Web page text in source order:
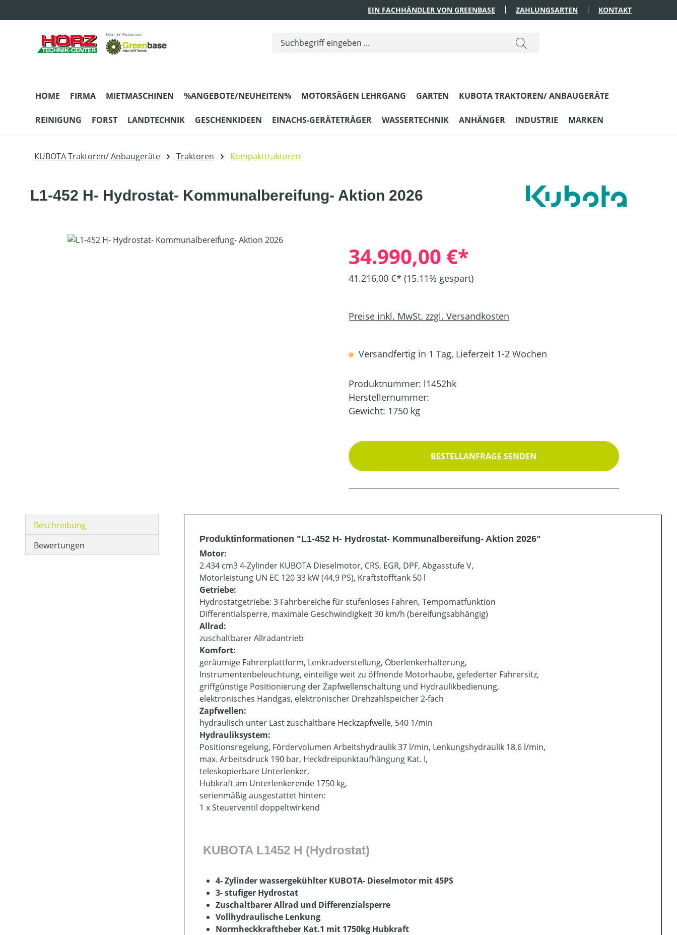
EIN FACHHÄNDLER VON GREENBASE ZAHLUNGSARTEN KONTAKT
HOME FIRMA MIETMASCHINEN %ANGEBOTE/NEUHEITEN% MOTORSÄGEN LEHRGANG GARTEN KUBOTA TRAKTOREN/ ANBAUGERÄTE
REINIGUNG FORST LANDTECHNIK GESCHENKIDEEN EINACHS-GERÄTETRÄGER WASSERTECHNIK ANHÄNGER INDUSTRIE MARKEN
KUBOTA Traktoren/ Anbaugeräte Traktoren Kompakttraktoren
L1-452 H- Hydrostat- Kommunalbereifung- Aktion 2026
Bildergalerie überspringen
34.990,00 €*
41.216,00 €* (15.11% gespart)
Preise inkl. MwSt. zzgl. Versandkosten
Versandfertig in 1 Tag, Lieferzeit 1-2 Wochen
Produktnummer: l1452hk
Herstellernummer:
Gewicht: 1750 kg
BESTELLANFRAGE SENDEN
Beschreibung
Bewertungen
Produktinformationen "L1-452 H- Hydrostat- Kommunalbereifung- Aktion 2026"
Motor:
2.434 cm3 4-Zylinder KUBOTA Dieselmotor, CRS, EGR, DPF, Abgasstufe V,
Motorleistung UN EC 120 33 kW (44,9 PS), Kraftstofftank 50 l
Getriebe:
Hydrostatgetriebe: 3 Fahrbereiche für stufenloses Fahren, Tempomatfunktion
Differentialsperre, maximale Geschwindigkeit 30 km/h (bereifungsabhängig)
Allrad:
zuschaltbarer Allradantrieb
Komfort:
geräumige Fahrerplattform, Lenkradverstellung, Oberlenkerhalterung,
Instrumentenbeleuchtung, einteilige weit zu öffnende Motorhaube, gefederter Fahrersitz,
griffgünstige Positionierung der Zapfwellenschaltung und Hydraulikbedienung,
elektronisches Handgas, elektronischer Drehzahlspeicher 2-fach
Zapfwellen:
hydraulisch unter Last zuschaltbare Heckzapfwelle, 540 1/min
Hydrauliksystem:
Positionsregelung, Fördervolumen Arbeitshydraulik 37 l/min, Lenkungshydraulik 18,6 l/min,
max. Arbeitsdruck 190 bar, Heckdreipunktaufhängung Kat. I,
teleskopierbare Unterlenker,
Hubkraft am Unterlenkerende 1750 kg,
serienmäßig ausgestattet hinten:
1 x Steuerventil doppeltwirkend
KUBOTA L1452 H (Hydrostat)
4- Zylinder wassergekühlter KUBOTA- Dieselmotor mit 45PS
3- stufiger Hydrostat
Zuschaltbarer Allrad und Differenzialsperre
Vollhydraulische Lenkung
Normheckkraftheber Kat.1 mit 1750kg Hubkraft